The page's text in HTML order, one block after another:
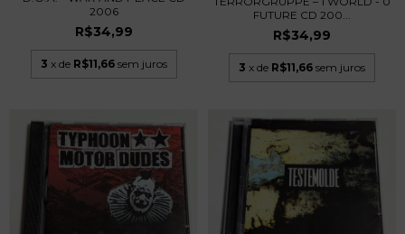
2006
R$34,99
3 x de R$11,66 sem juros
FUTURE CD 200...
R$34,99
3 x de R$11,66 sem juros